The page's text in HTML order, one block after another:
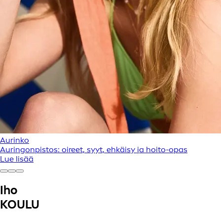
Aurinko
Auringonpistos: oireet, syyt, ehkäisy ja hoito-opas
Lue lisää
Iho
KOULU